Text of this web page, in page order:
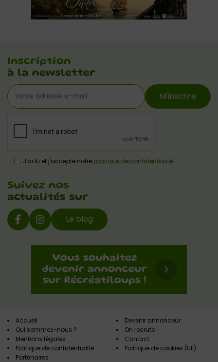
Inscription
à la newsletter
M'inscrire
J'ai lu et j'accepte notre politique de confidentialité
Suivez nos
actualités sur
Le blog
Accueil
Qui sommes-nous ?
Mentions légales
Politique de confidentialité
Partenaires
Devenir annonceur
On recrute
Contact
Politique de cookies (UE)